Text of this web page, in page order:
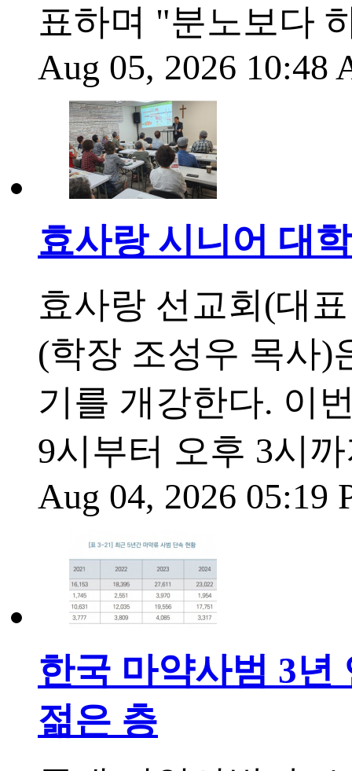
표하며 "분노보다
Aug 05, 2026 10:48
효사랑 시니어 대
효사랑 선교회(대
(학장 조성우 목사)
기를 개강한다. 이
9시부터 오후 3시
Aug 04, 2026 05:19
한국 마약사범 3년
젊은 층